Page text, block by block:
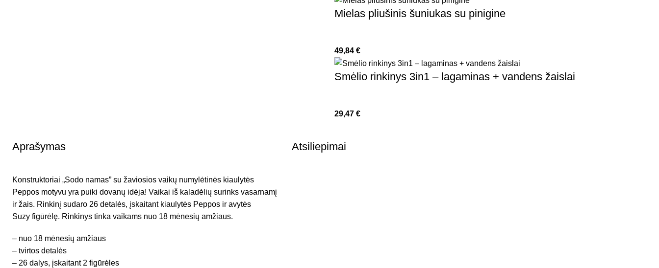
Mielas pliušinis šuniukas su pinigine
49,84 €
Smėlio rinkinys 3in1 – lagaminas + vandens žaislai
29,47 €
Aprašymas
Konstruktoriai „Sodo namas” su žaviosios vaikų numylėtinės kiaulytės
Peppos motyvu yra puiki dovanų idėja! Vaikai iš kaladėlių surinks vasarnamį
ir žais. Rinkinį sudaro 26 detalės, įskaitant kiaulytės Peppos ir avytės
Suzy figūrėlę. Rinkinys tinka vaikams nuo 18 mėnesių amžiaus.
– nuo 18 mėnesių amžiaus
– tvirtos detalės
– 26 dalys, įskaitant 2 figūrėles
Atsiliepimai